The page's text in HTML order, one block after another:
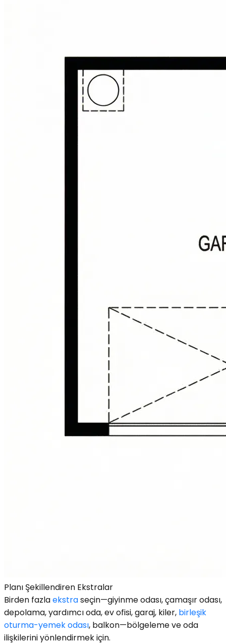
Planı Şekillendiren Ekstralar
Birden fazlaekstraseçin—giyinme odası, çamaşır odası,
depolama, yardımcı oda, ev ofisi, garaj, kiler, birleşik
oturma-yemek odası, balkon—bölgeleme ve oda
ilişkilerini yönlendirmek için.